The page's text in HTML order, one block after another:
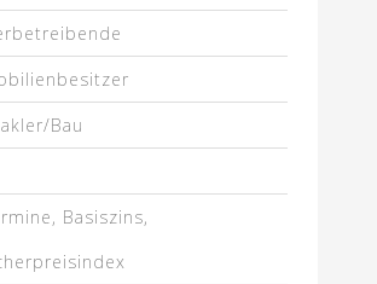
Bau
Basiszins,